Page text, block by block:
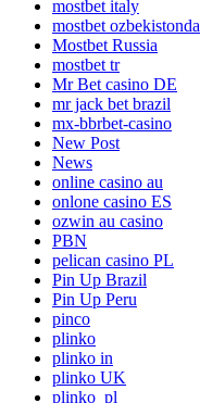
mostbet italy
mostbet ozbekistonda
Mostbet Russia
mostbet tr
Mr Bet casino DE
mr jack bet brazil
mx-bbrbet-casino
New Post
News
online casino au
onlone casino ES
ozwin au casino
PBN
pelican casino PL
Pin Up Brazil
Pin Up Peru
pinco
plinko
plinko in
plinko UK
plinko_pl